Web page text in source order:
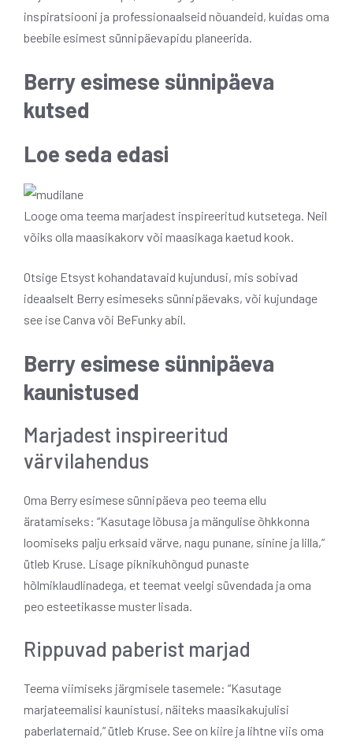
inspiratsiooni ja professionaalseid nõuandeid, kuidas oma
beebile esimest sünnipäevapidu planeerida.
Berry esimese sünnipäeva
kutsed
Loe seda edasi
Looge oma teema marjadest inspireeritud kutsetega. Neil
võiks olla maasikakorv või maasikaga kaetud kook.
Otsige Etsyst kohandatavaid kujundusi, mis sobivad
ideaalselt Berry esimeseks sünnipäevaks, või kujundage
see ise Canva või BeFunky abil.
Berry esimese sünnipäeva
kaunistused
Marjadest inspireeritud
värvilahendus
Oma Berry esimese sünnipäeva peo teema ellu
äratamiseks: “Kasutage lõbusa ja mängulise õhkkonna
loomiseks palju erksaid värve, nagu punane, sinine ja lilla,”
ütleb Kruse. Lisage piknikuhõngud punaste
hõlmiklaudlinadega, et teemat veelgi süvendada ja oma
peo esteetikasse muster lisada.
Rippuvad paberist marjad
Teema viimiseks järgmisele tasemele: “Kasutage
marjateemalisi kaunistusi, näiteks maasikakujulisi
paberlaternaid,” ütleb Kruse. See on kiire ja lihtne viis oma